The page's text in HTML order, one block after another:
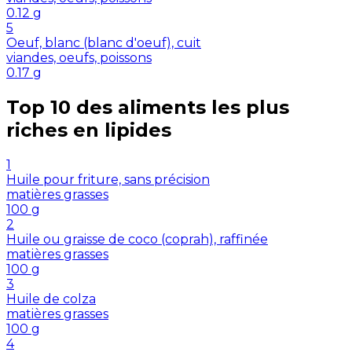
0.12 g
5
Oeuf, blanc (blanc d'oeuf), cuit
viandes, oeufs, poissons
0.17 g
Top 10 des aliments les plus
riches en lipides
1
Huile pour friture, sans précision
matières grasses
100 g
2
Huile ou graisse de coco (coprah), raffinée
matières grasses
100 g
3
Huile de colza
matières grasses
100 g
4